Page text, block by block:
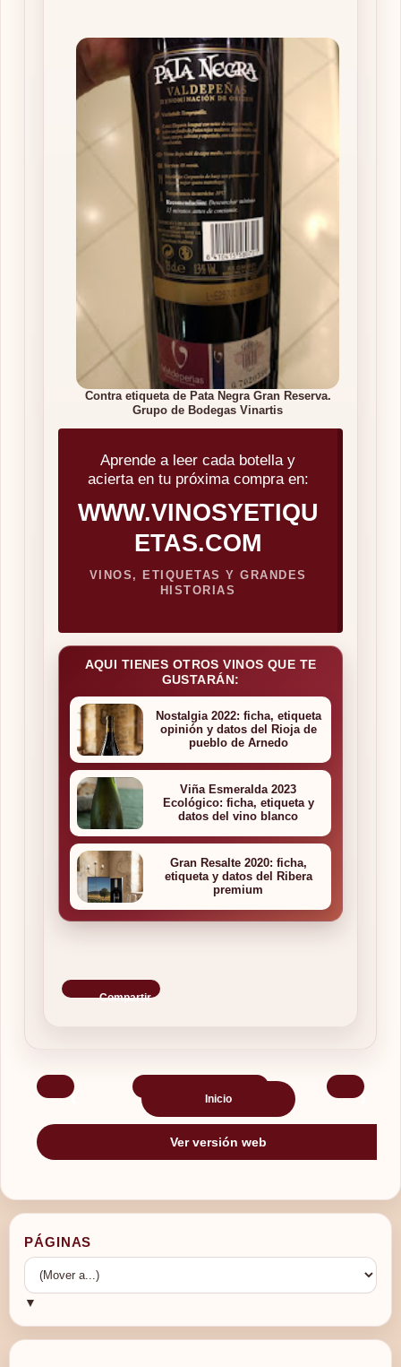
Contra etiqueta de Pata Negra Gran Reserva.
Grupo de Bodegas Vinartis
Aprende a leer cada botella y
acierta en tu próxima compra en:
WWW.VINOSYETIQU
ETAS.COM
VINOS, ETIQUETAS Y GRANDES
HISTORIAS
AQUI TIENES OTROS VINOS QUE TE
GUSTARÁN:
Nostalgia 2022: ficha, etiqueta
opinión y datos del Rioja de
pueblo de Arnedo
Viña Esmeralda 2023
Ecológico: ficha, etiqueta y
datos del vino blanco
Gran Resalte 2020: ficha,
etiqueta y datos del Ribera
premium
Compartir
‹ ›
Inicio
Ver versión web
PÁGINAS
▼